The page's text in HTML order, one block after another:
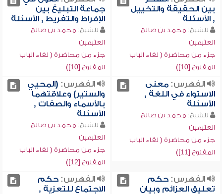
بين الحقيقة والتخييل
, الأسئلة
للشيخ: محمد بن صالح
العثيمين
جزء من محاضرة ( لقاء الباب
المفتوح [10])
جماعة التبليغ بين
الإفراط والتفريط , الأسئلة
للشيخ: محمد بن صالح
العثيمين
جزء من محاضرة ( لقاء الباب
المفتوح [10])
الفهرس:معنى
الاستواء في اللغة ,
الأسئلة
للشيخ: محمد بن صالح
العثيمين
جزء من محاضرة ( لقاء الباب
المفتوح [11])
الفهرس: (المحيي
والستير) وعلاقتهما
بالأسماء والصفات ,
الأسئلة
للشيخ: محمد بن صالح
العثيمين
جزء من محاضرة ( لقاء الباب
المفتوح [12])
الفهرس:حكم
تعليق العزائم وبيان
الفهرس:حكم
الاجتماع للتعزية ,